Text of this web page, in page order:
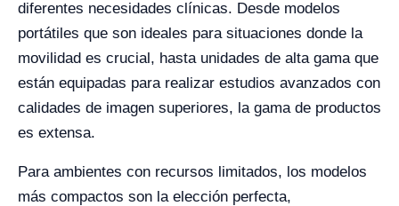
diferentes necesidades clínicas. Desde modelos
portátiles que son ideales para situaciones donde la
movilidad es crucial, hasta unidades de alta gama que
están equipadas para realizar estudios avanzados con
calidades de imagen superiores, la gama de productos
es extensa.
Para ambientes con recursos limitados, los modelos
más compactos son la elección perfecta,